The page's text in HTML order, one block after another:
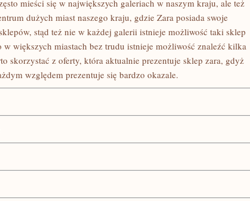
mieści się w największych galeriach w naszym kraju, ale też
dużych miast naszego kraju, gdzie Zara posiada swoje
stąd też nie w każdej galerii istnieje możliwość taki sklep
większych miastach bez trudu istnieje możliwość znaleźć kilka
skorzystać z oferty, która aktualnie prezentuje sklep zara, gdyż
względem prezentuje się bardzo okazale.